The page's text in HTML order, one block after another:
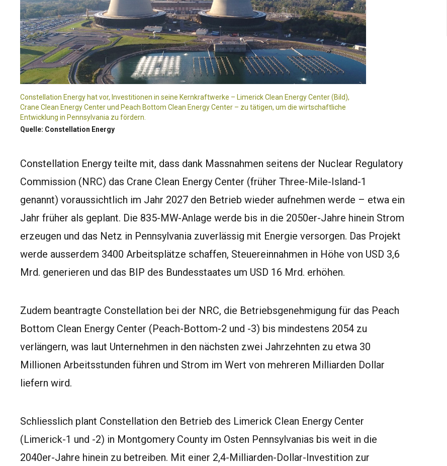
Constellation Energy hat vor, Investitionen in seine Kernkraftwerke – Limerick Clean Energy Center (Bild),
Crane Clean Energy Center und Peach Bottom Clean Energy Center – zu tätigen, um die wirtschaftliche
Entwicklung in Pennsylvania zu fördern.
Quelle: Constellation Energy
Constellation Energy teilte mit, dass dank Massnahmen seitens der Nuclear Regulatory
Commission (NRC) das Crane Clean Energy Center (früher Three-Mile-Island-1
genannt) voraussichtlich im Jahr 2027 den Betrieb wieder aufnehmen werde – etwa ein
Jahr früher als geplant. Die 835-MW-Anlage werde bis in die 2050er-Jahre hinein Strom
erzeugen und das Netz in Pennsylvania zuverlässig mit Energie versorgen. Das Projekt
werde ausserdem 3400 Arbeitsplätze schaffen, Steuereinnahmen in Höhe von USD 3,6
Mrd. generieren und das BIP des Bundesstaates um USD 16 Mrd. erhöhen.
Zudem beantragte Constellation bei der NRC, die Betriebsgenehmigung für das Peach
Bottom Clean Energy Center (Peach-Bottom-2 und -3) bis mindestens 2054 zu
verlängern, was laut Unternehmen in den nächsten zwei Jahrzehnten zu etwa 30
Millionen Arbeitsstunden führen und Strom im Wert von mehreren Milliarden Dollar
liefern wird.
Schliesslich plant Constellation den Betrieb des Limerick Clean Energy Center
(Limerick-1 und -2) in Montgomery County im Osten Pennsylvanias bis weit in die
2040er-Jahre hinein zu betreiben. Mit einer 2,4-Milliarden-Dollar-Investition zur